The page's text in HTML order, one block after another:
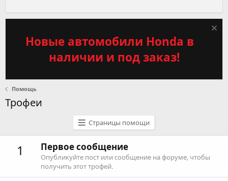
Новые автомобили Honda в
наличии и под заказ!
Помощь
Трофеи
Страницы помощи
1 Первое сообщение
Опубликуйте пост или сообщение на форуме, чтобы
получить этот трофей.